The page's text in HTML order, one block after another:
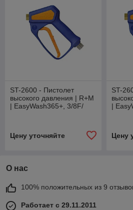
ST-2600 - Пистолет
высокого давления | R+M
| EasyWash365+, 3/8F/
Цену уточняйте
ST-
|
Цену
О нас
100% положительных из 9
Работает с 29.11.2011